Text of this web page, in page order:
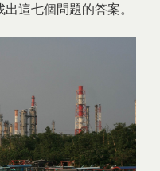
這七個問題的答案。